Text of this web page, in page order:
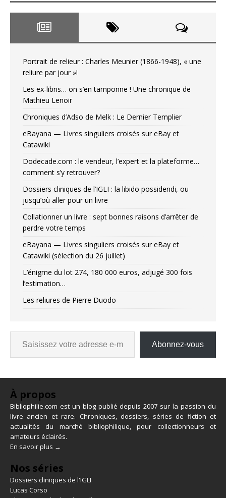
Portrait de relieur : Charles Meunier (1866-1948), « une
reliure par jour »!
Les ex-libris… on s’en tamponne ! Une chronique de
Mathieu Lenoir
Chroniques d’Adso de Melk : Le Dernier Templier
eBayana — Livres singuliers croisés sur eBay et
Catawiki
Dodecade.com : le vendeur, l’expert et la plateforme…
comment s’y retrouver?
Dossiers cliniques de l’IGLI : la libido possidendi, ou
jusqu’où aller pour un livre
Collationner un livre : sept bonnes raisons d’arrêter de
perdre votre temps
eBayana — Livres singuliers croisés sur eBay et
Catawiki (sélection du 26 juillet)
L’énigme du lot 274, 180 000 euros, adjugé 300 fois
l’estimation…
Les reliures de Pierre Duodo
Abonnez-vous
À propos
Bibliophilie.com est un blog publié depuis 2007 sur la passion du
livre ancien et rare. Chroniques, dossiers, séries de fiction et
actualités du marché bibliophilique, pour collectionneurs et
amateurs éclairés.
En savoir plus →
Nos séries
Dossiers cliniques de l'IGLI
Lucas Corso